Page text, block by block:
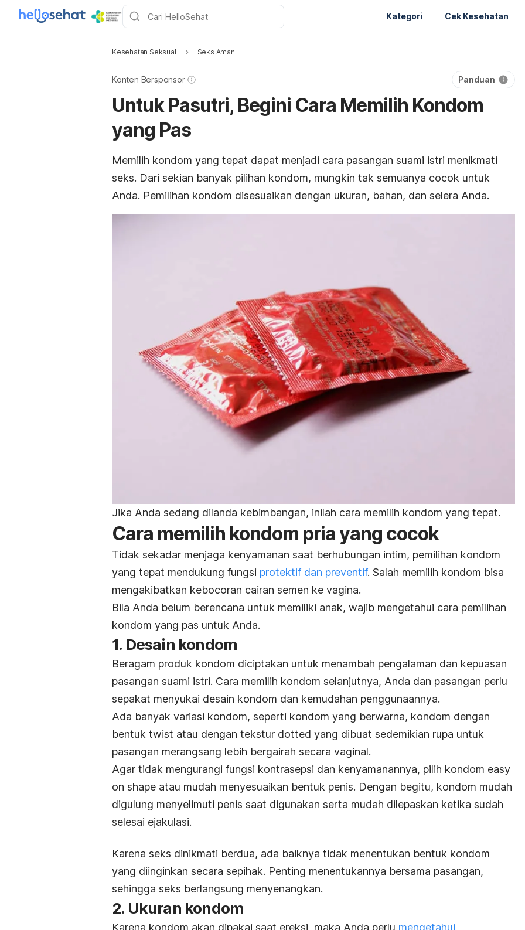
Kategori Cek Kesehatan
Kesehatan Seksual Seks Aman
Konten Bersponsor Panduan
Untuk Pasutri, Begini Cara Memilih Kondom
yang Pas
Memilih kondom yang tepat dapat menjadi cara pasangan suami istri menikmati
seks. Dari sekian banyak pilihan kondom, mungkin tak semuanya cocok untuk
Anda. Pemilihan kondom disesuaikan dengan ukuran, bahan, dan selera Anda.
Jika Anda sedang dilanda kebimbangan, inilah cara memilih kondom yang tepat.
Cara memilih kondom pria yang cocok
Tidak sekadar menjaga kenyamanan saat berhubungan intim, pemilihan kondom
yang tepat mendukung fungsi protektif dan preventif. Salah memilih kondom bisa
mengakibatkan kebocoran cairan semen ke vagina.
Bila Anda belum berencana untuk memiliki anak, wajib mengetahui cara pemilihan
kondom yang pas untuk Anda.
1. Desain kondom
Beragam produk kondom diciptakan untuk menambah pengalaman dan kepuasan
pasangan suami istri. Cara memilih kondom selanjutnya, Anda dan pasangan perlu
sepakat menyukai desain kondom dan kemudahan penggunaannya.
Ada banyak variasi kondom, seperti kondom yang berwarna, kondom dengan
bentuk twist atau dengan tekstur dotted yang dibuat sedemikian rupa untuk
pasangan merangsang lebih bergairah secara vaginal.
Agar tidak mengurangi fungsi kontrasepsi dan kenyamanannya, pilih kondom easy
on shape atau mudah menyesuaikan bentuk penis. Dengan begitu, kondom mudah
digulung menyelimuti penis saat digunakan serta mudah dilepaskan ketika sudah
selesai ejakulasi.
Karena seks dinikmati berdua, ada baiknya tidak menentukan bentuk kondom
yang diinginkan secara sepihak. Penting menentukannya bersama pasangan,
sehingga seks berlangsung menyenangkan.
2. Ukuran kondom
Karena kondom akan dipakai saat ereksi, maka Anda perlu mengetahui